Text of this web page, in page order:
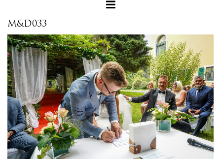
naše delo
leseni izdelki
mi
M&D033